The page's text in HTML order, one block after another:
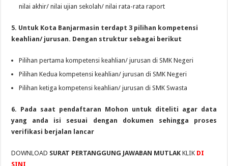
nilai akhir/ nilai ujian sekolah/ nilai rata-rata raport
5. Untuk Kota Banjarmasin terdapt 3 pilihan kompetensi
keahlian/ jurusan. Dengan struktur sebagai berikut
Pilihan pertama kompetensi keahlian/ jurusan di SMK Negeri
Pilihan Kedua kompetensi keahlian/ jurusan di SMK Negeri
Pilihan ketiga kompetensi keahlian/ jurusan di SMK Swasta
6. Pada saat pendaftaran Mohon untuk diteliti agar data
yang anda isi sesuai dengan dokumen sehingga proses
verifikasi berjalan lancar
DOWNLOAD SURAT PERTANGGUNG JAWABAN MUTLAKKLIK DI
SINI